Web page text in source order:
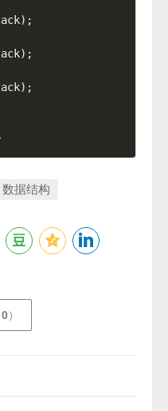
) ;
) ;
) ;
数据结构
0）